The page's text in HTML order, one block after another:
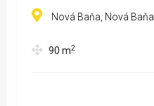
Nová Baňa, Nová Baňa
90 m2